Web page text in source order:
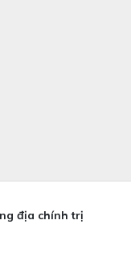
địa chính trị